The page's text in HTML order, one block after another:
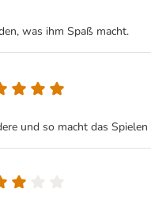
was ihm Spaß macht.
und so macht das